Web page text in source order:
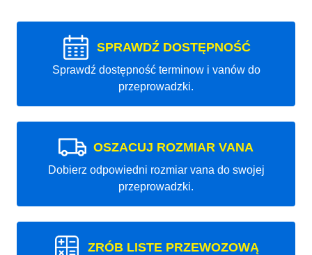
SPRAWDŹ DOSTĘPNOŚĆ
Sprawdź dostępność terminow i vanów do
przeprowadzki.
OSZACUJ ROZMIAR VANA
Dobierz odpowiedni rozmiar vana do swojej
przeprowadzki.
ZRÓB LISTE PRZEWOZOWĄ